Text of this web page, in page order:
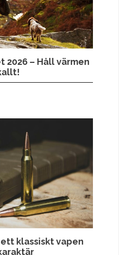
2026 – Håll värmen
klassiskt vapen